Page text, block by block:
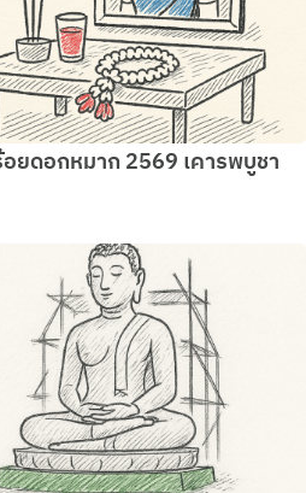
ยดอกหมาก 2569 เคารพบูชา